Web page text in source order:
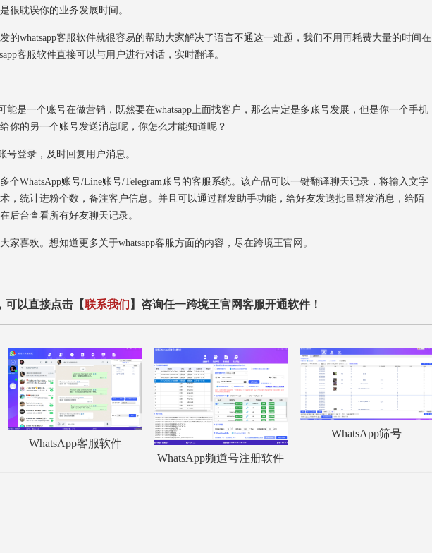
很耽误你的业务发展时间。
whatsapp客服软件就很容易的帮助大家解决了语言不通这一难题，我们不用再耗费大量的时间在
客服软件直接可以与用户进行对话，实时翻译。
是一个账号在做营销，既然要在whatsapp上面找客户，那么肯定是多账号发展，但是你一个手机
你的另一个账号发送消息呢，你怎么才能知道呢？
登录，及时回复用户消息。
WhatsApp账号/Line账号/Telegram账号的客服系统。该产品可以一键翻译聊天记录，将输入文字
，统计进粉个数，备注客户信息。并且可以通过群发助手功能，给好友发送批量群发消息，给陌
后台查看所有好友聊天记录。
喜欢。想知道更多关于whatsapp客服方面的内容，尽在跨境王官网。
可以直接点击【联系我们 】咨询任一跨境王官网客服开通软件！
WhatsApp客服软件
WhatsApp频道号注册软件
WhatsApp筛号